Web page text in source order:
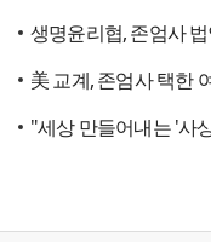
생명윤리협, 존엄사
美 교계, 존엄사 택한
"세상 만들어내는 '사